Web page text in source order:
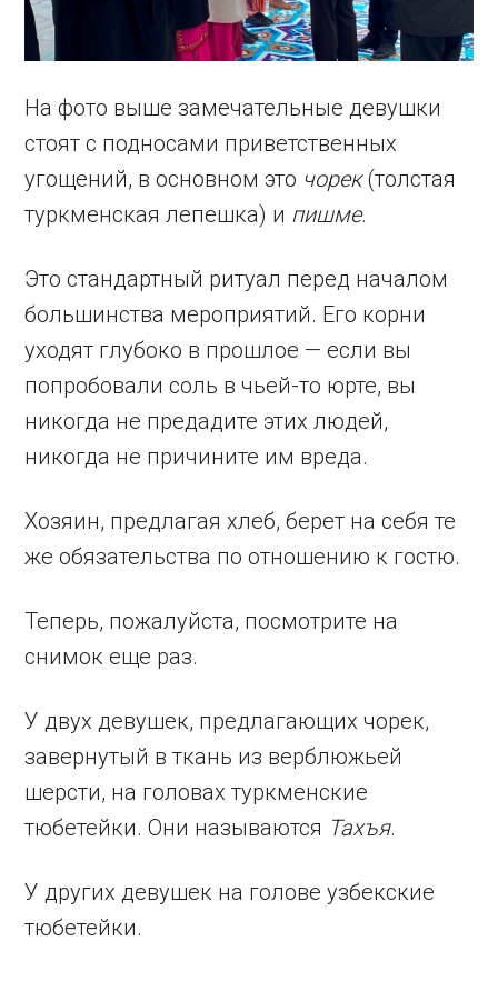
На фото выше замечательные девушки
стоят с подносами приветственных
угощений, в основном это чорек(толстая
туркменская лепешка) и пишме.
Это стандартный ритуал перед началом
большинства мероприятий. Его корни
уходят глубоко в прошлое — если вы
попробовали соль в чьей-то юрте, вы
никогда не предадите этих людей,
никогда не причините им вреда.
Хозяин, предлагая хлеб, берет на себя те
же обязательства по отношению к гостю.
Теперь, пожалуйста, посмотрите на
снимок еще раз.
У двух девушек, предлагающих чорек,
завернутый в ткань из верблюжьей
шерсти, на головах туркменские
тюбетейки. Они называются Тахъя.
У других девушек на голове узбекские
тюбетейки.